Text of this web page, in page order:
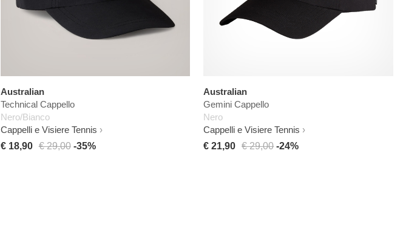
Australian
Technical Cappello
Nero/Bianco
Cappelli e Visiere Tennis
€ 18,90 € 29,00 -35%
Australian
Gemini Cappello
Nero
Cappelli e Visiere Tennis
€ 21,90
€ 29,00 -24%